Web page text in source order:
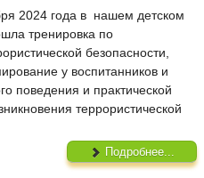
2024 года в нашем детском
тренировка по
безопасности,
у воспитанников и
поведения и практической
террористической
Подробнее...